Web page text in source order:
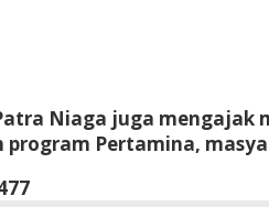
Niaga juga mengajak
program Pertamina,